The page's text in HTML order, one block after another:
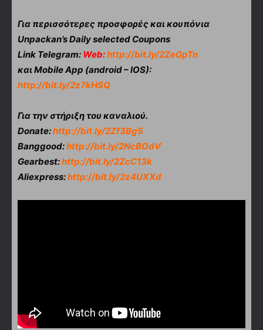
Για περισσότερες προσφορές και κουπόνια
Unpackan’s Daily selected Coupons
Link Telegram: Web:http://bit.ly/2ZeGpTn
και Mobile App (android – IOS):
http://bit.ly/2z7kHSQ
Για την στήριξη του καναλιού.
Donate:http://bit.ly/2Zf3Bg5
Banggood:http://bit.ly/2NcBOdV
Gearbest:http://bit.ly/2ZcC13k
Aliexpress:http://bit.ly/2z4UXXd